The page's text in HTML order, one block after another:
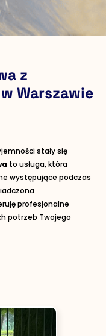
z
Warszawie
stały się
to usługa, która
występujące podczas
profesjonalne
potrzeb Twojego